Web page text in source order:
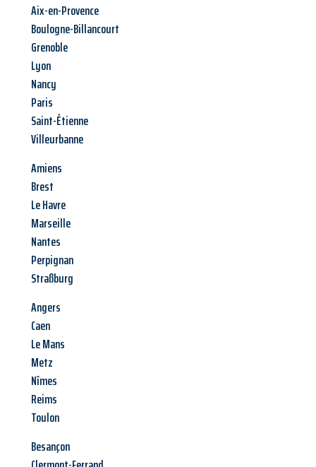
Aix-en-Provence
Boulogne-Billancourt
Grenoble
Lyon
Nancy
Paris
Saint-Étienne
Villeurbanne
Amiens
Brest
Le Havre
Marseille
Nantes
Perpignan
Straßburg
Angers
Caen
Le Mans
Metz
Nîmes
Reims
Toulon
Besançon